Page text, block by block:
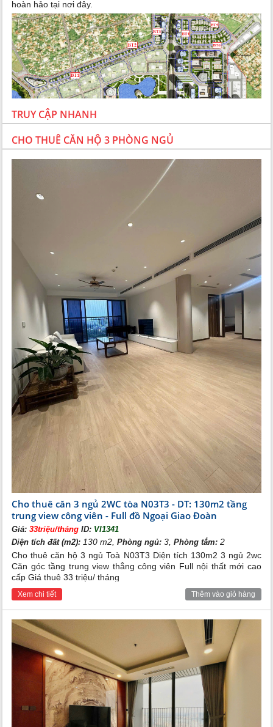
hoàn hảo tại nơi đây.
Bạn cần biết 3 điểm mạnh dưới đây khi có ý định
- Thứ nhất, quần thể chung cư Ngoại giao đoàn có cảnh quan
thiên nhiên và môi trường trong lành, thoáng mát
- Thứ hai, từ Ngoại giao đoàn, cư dân thuận lợi và dễ dàng kết
- Thứ ba, với mật độ xây dựng thấp chỉ dưới 33%, gần 70% đất
còn lại là chủ đầu tư xây dựng khu công viên cây xanh, hồ điều
hòa và các tiện ích công cộng khác, đáp ứng tối đa nhu cầu
mua sắm và vui chơi giải trí, chăm sóc sức khỏe cho cư dân.
Vị trí chung cư Ngoại Giao Đoàn
Chung cư Ngoại Giao Đoàn nằm ở phía Tây Hồ Tây, trên trục
phát triển chính trị và kinh tế của thủ đô Hà Nội. Từ Ngoại Giao
Đoàn, cư dân có thể dễ dàng kết nối vào nội đô hay ra sân bay
quốc tế Nội bài thông qua các trục đường Phạm Văn Đồng, Cầu
Nhật tân
Quy mô dự án chung cư Ngoại Giao Đoàn
Tổng diện tích đất được cấp phép xây dựng cho quần thể khu
đô thị Ngoại giao đoàn khoảng 62,8 ha với Quy mô dân số toàn
khu là 9700 người.
Khu cao tầng Ngoại giao đoàn gồm 8 tòa chung cư N01, 3 tòa
chung cư N02, 8 tòa chung cư N03 và 4 tòa chung cư N04 được
sắp đặt hợp lý để không cản trở tầm nhìn của các tòa nhà khác,
điều này giúp các căn hộ luôn đón được ánh sáng và gió tự
Căn hộ 3 phòng ngủ Ngoại Giao Đoàn
- Chung cư N01 - T1 Ngoại Giao Đoàn do Công ty Cổ phần Đầu
tư Lạc Hồng làm chủ đầu tư với 3 tầng hầm, 3 tầng thương mại
dịch vụ và 24 tầng căn hộ. Tòa chung cư có 368 căn hộ, trong
đó căn 3 ngủ là căn 02 và 03 có diện tích 95m2. Căn 3 Phòng
ngủ tòa N01 - T1 Ngoại giao đoàn đều là căn góc, có hai hướng
ban công chính là Hướng Bắc nhìn trọn nội khu như hệ thống
TRUY CẬP NHANH
CHO THUÊ CĂN HỘ 3 PHÒNG NGỦ
Cho thuê căn 3 ngủ 2WC tòa N03T3 - DT: 130m2 tầng
trung view công viên - Full đồ Ngoại Giao Đoàn
Giá:33triệu/tháng ID: VI1341
Diện tích đất (m2): 130 m2,Phòng ngủ: 3,Phòng tắm: 2
Cho thuê căn hộ 3 ngủ Toà N03T3 Diện tích 130m2 3 ngủ 2wc
Căn góc tầng trung view thẳng công viên Full nội thất mới cao
cấp Giá thuê 33 triệu/ tháng
Xem chi tiết Thêm vào giỏ hàng